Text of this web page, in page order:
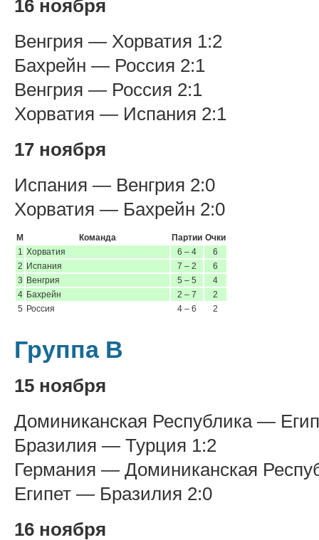
16 ноября
Венгрия — Хорватия 1:2
Бахрейн — Россия 2:1
Венгрия — Россия 2:1
Хорватия — Испания 2:1
17 ноября
Испания — Венгрия 2:0
Хорватия — Бахрейн 2:0
М Команда Партии Очки
1 Хорватия 6 – 4
6
2 Испания 7 – 2
6
3 Венгрия 5 – 5
4
4 Бахрейн 2 – 7
2
5 Россия 4 – 6 2
Группа B
15 ноября
Доминиканская Республика —
Бразилия — Турция 1:2
Германия — Доминиканская
Египет — Бразилия 2:0
16 ноября